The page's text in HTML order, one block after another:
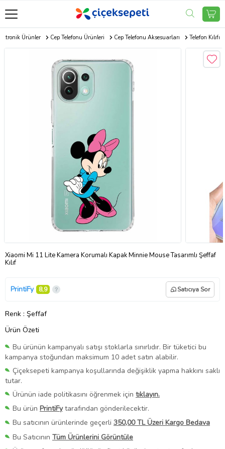
Ürünler Cep Telefonu Ürünleri Cep Telefonu Aksesuarları Telefon Kılıfı
Xiaomi Mi 11 Lite Kamera Korumalı Kapak Minnie Mouse Tasarımlı Şeffaf
Kılıf
PrintiFy 8,9 Satıcıya Sor
Renk : Şeffaf
Ürün Özeti
Bu ürünün kampanyalı satışı stoklarla sınırlıdır. Bir tüketici bu
kampanya stoğundan maksimum 10 adet satın alabilir.
Çiçeksepeti kampanya koşullarında değişiklik yapma hakkını saklı
tutar.
Ürünün iade politikasını öğrenmek için tıklayın.
Bu ürün PrintiFytarafından gönderilecektir.
Bu satıcının ürünlerinde geçerli 350,00 TL Üzeri Kargo Bedava
Bu Satıcının Tüm Ürünlerini Görüntüle